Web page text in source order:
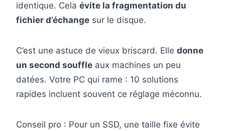
identique. Cela évite la fragmentation du
fichier d’échange sur le disque.
C’est une astuce de vieux briscard. Elle donne
un second souffle aux machines un peu
datées. Votre PC qui rame : 10 solutions
rapides incluent souvent ce réglage méconnu.
Conseil pro : Pour un SSD, une taille fixe évite